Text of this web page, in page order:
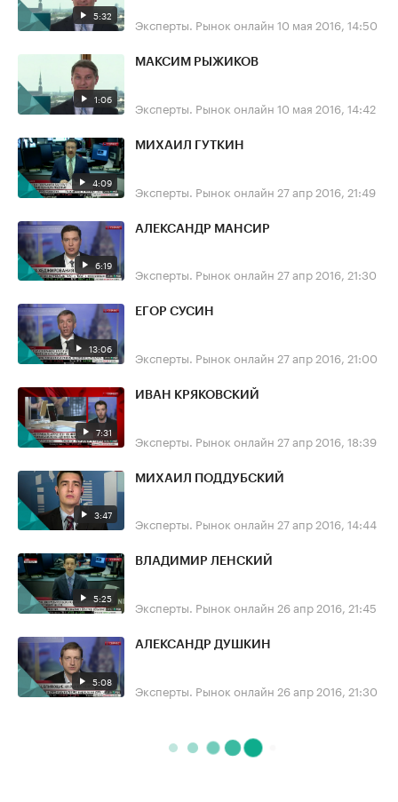
5:32 Эксперты. Рынок онлайн 10 мая 2016, 14:50
1:06
МАКСИМ РЫЖИКОВ
Эксперты. Рынок онлайн 10 мая 2016, 14:42
4:09
МИХАИЛ ГУТКИН
Эксперты. Рынок онлайн 27 апр 2016, 21:49
6:19
АЛЕКСАНДР МАНСИР
Эксперты. Рынок онлайн 27 апр 2016, 21:30
13:06
ЕГОР СУСИН
Эксперты. Рынок онлайн 27 апр 2016, 21:00
7:31
ИВАН КРЯКОВСКИЙ
Эксперты. Рынок онлайн 27 апр 2016, 18:39
3:47
МИХАИЛ ПОДДУБСКИЙ
Эксперты. Рынок онлайн 27 апр 2016, 14:44
5:25
ВЛАДИМИР ЛЕНСКИЙ
Эксперты. Рынок онлайн 26 апр 2016, 21:45
5:08
АЛЕКСАНДР ДУШКИН
Эксперты. Рынок онлайн 26 апр 2016, 21:30